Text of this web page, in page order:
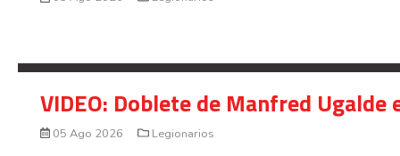
VIDEO: Doblete de Manfred
05 Ago 2026 Legionarios